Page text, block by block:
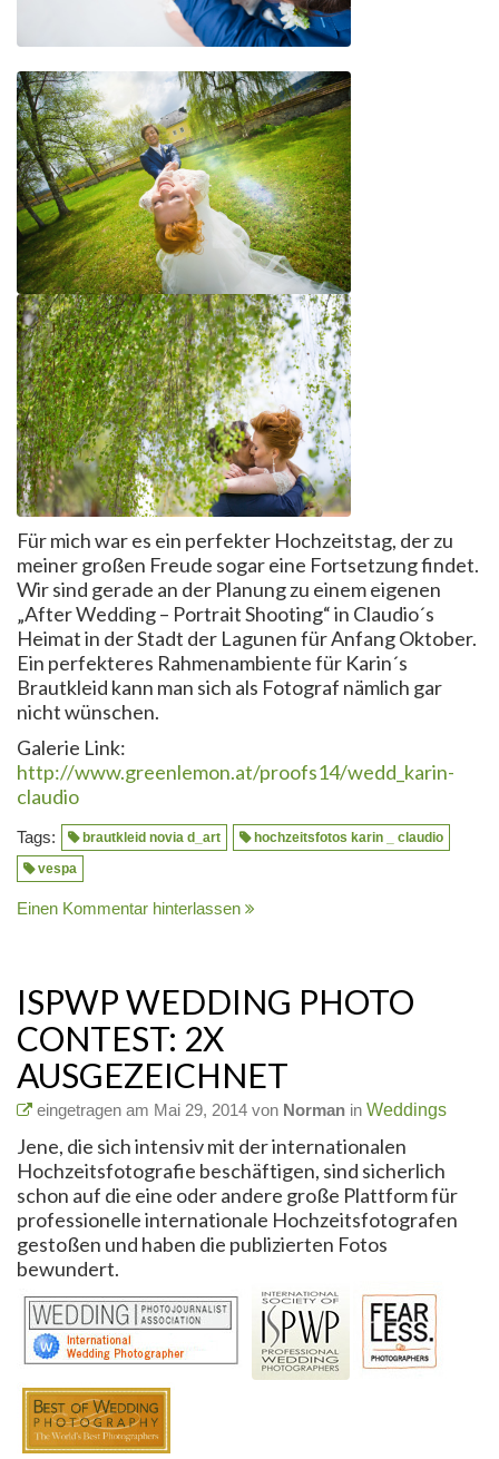
Für mich war es ein perfekter Hochzeitstag, der zu
meiner großen Freude sogar eine Fortsetzung findet.
Wir sind gerade an der Planung zu einem eigenen
„After Wedding – Portrait Shooting“ in Claudio´s
Heimat in der Stadt der Lagunen für Anfang Oktober.
Ein perfekteres Rahmenambiente für Karin´s
Brautkleid kann man sich als Fotograf nämlich gar
nicht wünschen.
Galerie Link:
http://www.greenlemon.at/proofs14/wedd_karin-
claudio
Tags: brautkleid novia d_art
hochzeitsfotos karin _ claudio
vespa
Einen Kommentar hinterlassen
ISPWP WEDDING PHOTO
CONTEST: 2X
AUSGEZEICHNET
eingetragen am Mai 29, 2014 von Norman in Weddings
Jene, die sich intensiv mit der internationalen
Hochzeitsfotografie beschäftigen, sind sicherlich
schon auf die eine oder andere große Plattform für
professionelle internationale Hochzeitsfotografen
gestoßen und haben die publizierten Fotos
bewundert.